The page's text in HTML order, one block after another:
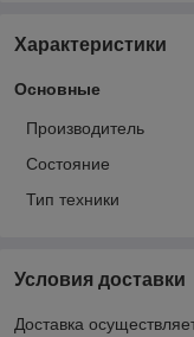
Характеристики
Основные
Производитель
Состояние
Тип техники
Условия доставки
Доставка